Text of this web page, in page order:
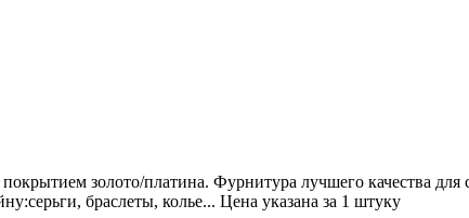
золото/платина. Фурнитура лучшего качества
браслеты, колье... Цена указана за 1 штуку